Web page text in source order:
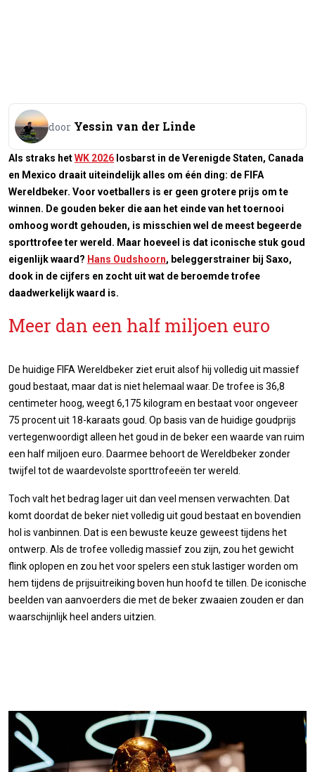
door Yessin van der Linde
Als straks hetWK 2026 losbarst in de Verenigde Staten, Canada
en Mexico draait uiteindelijk alles om één ding: de FIFA
Wereldbeker. Voor voetballers is er geen grotere prijs om te
winnen. De gouden beker die aan het einde van het toernooi
omhoog wordt gehouden, is misschien wel de meest begeerde
sporttrofee ter wereld. Maar hoeveel is dat iconische stuk goud
eigenlijk waard? Hans Oudshoorn, beleggerstrainer bij Saxo,
dook in de cijfers en zocht uit wat de beroemde trofee
daadwerkelijk waard is.
Meer dan een half miljoen euro
De huidige FIFA Wereldbeker ziet eruit alsof hij volledig uit massief
goud bestaat, maar dat is niet helemaal waar. De trofee is 36,8
centimeter hoog, weegt 6,175 kilogram en bestaat voor ongeveer
75 procent uit 18-karaats goud. Op basis van de huidige goudprijs
vertegenwoordigt alleen het goud in de beker een waarde van ruim
een half miljoen euro. Daarmee behoort de Wereldbeker zonder
twijfel tot de waardevolste sporttrofeeën ter wereld.
Toch valt het bedrag lager uit dan veel mensen verwachten. Dat
komt doordat de beker niet volledig uit goud bestaat en bovendien
hol is vanbinnen. Dat is een bewuste keuze geweest tijdens het
ontwerp. Als de trofee volledig massief zou zijn, zou het gewicht
flink oplopen en zou het voor spelers een stuk lastiger worden om
hem tijdens de prijsuitreiking boven hun hoofd te tillen. De iconische
beelden van aanvoerders die met de beker zwaaien zouden er dan
waarschijnlijk heel anders uitzien.